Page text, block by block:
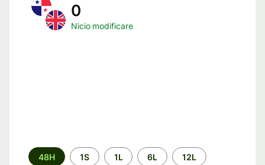
0
Nicio modificare
Perioada
48H 1S 1L 6L 12L